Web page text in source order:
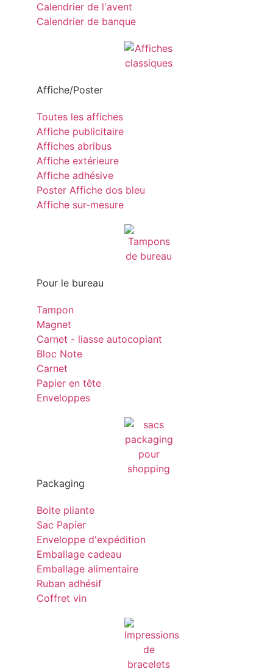
Calendrier de l'avent
Calendrier de banque
Affiche/Poster
Toutes les affiches
Affiche publicitaire
Affiches abribus
Affiche extérieure
Affiche adhésive
Poster Affiche dos bleu
Affiche sur-mesure
Pour le bureau
Tampon
Magnet
Carnet - liasse autocopiant
Bloc Note
Carnet
Papier en tête
Enveloppes
Packaging
Boite pliante
Sac Papier
Enveloppe d'expédition
Emballage cadeau
Emballage alimentaire
Ruban adhésif
Coffret vin